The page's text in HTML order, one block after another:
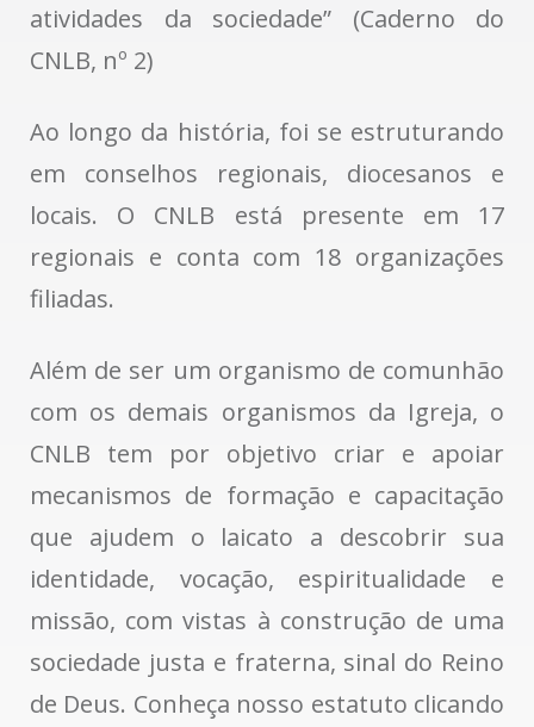
atividades da sociedade” (Caderno do
CNLB, nº 2)
Ao longo da história, foi se estruturando
em conselhos regionais, diocesanos e
locais. O CNLB está presente em 17
regionais e conta com 18 organizações
filiadas.
Além de ser um organismo de comunhão
com os demais organismos da Igreja, o
CNLB tem por objetivo criar e apoiar
mecanismos de formação e capacitação
que ajudem o laicato a descobrir sua
identidade, vocação, espiritualidade e
missão, com vistas à construção de uma
sociedade justa e fraterna, sinal do Reino
de Deus. Conheça nosso estatuto clicando